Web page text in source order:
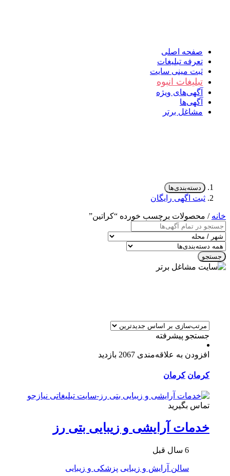
صفحه اصلی
تعرفه تبلیغات
ثبت مینی سایت
تبلیغات انبوه
آگهی‌های ویژه
آگهی‌ها
مشاغل برتر
دسته‌بندی‌ها
ثبت اگهی رایگان
خانه / محصولات برچسب خورده “کراتین”
جستجو
جستجو پیشرفته
افزودن به علاقه‌مندی 2067 بازدید
کرمان کرمان
تماس بگیرید
خدمات آرایشی و زیبایی بتی رز
6 سال قبل
سالن آرایش و زیبایی پزشکی و زیبایی